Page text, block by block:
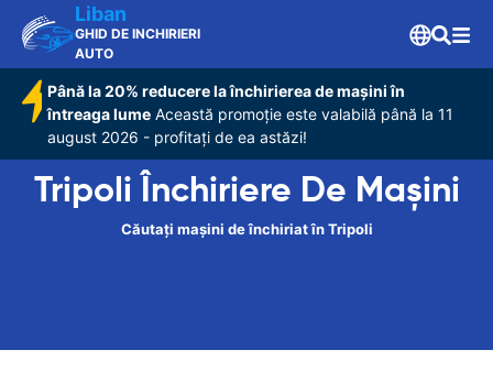
Liban
GHID DE INCHIRIERI
AUTO
Până la 20% reducere la închirierea de mașini în
întreaga lume Această promoție este valabilă până la 11
august 2026 - profitați de ea astăzi!
Tripoli Închiriere De Maşini
Căutați mașini de închiriat în Tripoli